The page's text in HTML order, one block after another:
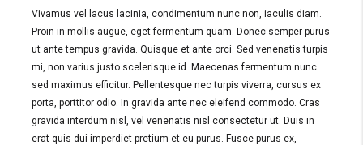
Vivamus vel lacus lacinia, condimentum nunc non, iaculis diam.
Proin in mollis augue, eget fermentum quam. Donec semper purus
ut ante tempus gravida. Quisque et ante orci. Sed venenatis turpis
mi, non varius justo scelerisque id. Maecenas fermentum nunc
sed maximus efficitur. Pellentesque nec turpis viverra, cursus ex
porta, porttitor odio. In gravida ante nec eleifend commodo. Cras
gravida interdum nisl, vel venenatis nisl consectetur ut. Duis in
erat quis dui imperdiet pretium et eu purus. Fusce purus ex,